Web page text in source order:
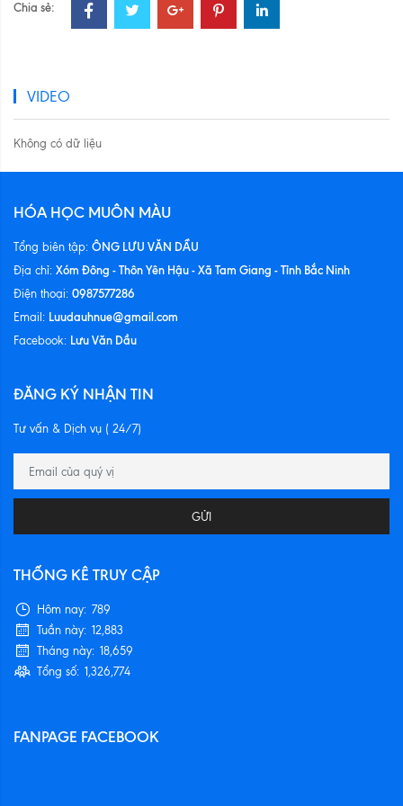
Chia sẻ:
VIDEO
Không có dữ liệu
HÓA HỌC MUÔN MÀU
Tổng biên tập: ÔNG LƯU VĂN DẦU
Địa chỉ: Xóm Đông - Thôn Yên Hậu - Xã Tam Giang - Tỉnh Bắc Ninh
Điện thoại: 0987577286
Email: Luudauhnue@gmail.com
Facebook: Lưu Văn Dầu
ĐĂNG KÝ NHẬN TIN
Tư vấn & Dịch vụ ( 24/7)
GỬI
THỐNG KÊ TRUY CẬP
Hôm nay: 789
Tuần này: 12,883
Tháng này: 18,659
Tổng số: 1,326,774
FANPAGE FACEBOOK